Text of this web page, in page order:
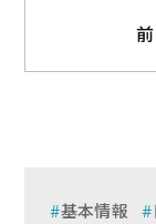
基本情報